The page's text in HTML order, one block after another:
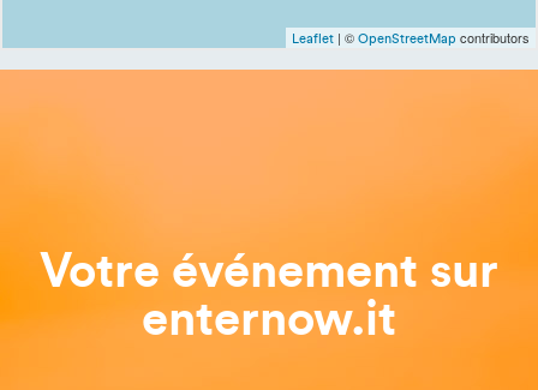
Leaflet | © OpenStreetMap contributors
Votre événement sur
enternow.it